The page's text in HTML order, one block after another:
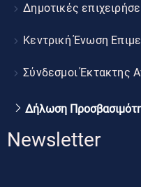
Δημοτικές
Κεντρική Ένωση
Σύνδεσμοι Έκτακτης
Δήλωση
Newsletter